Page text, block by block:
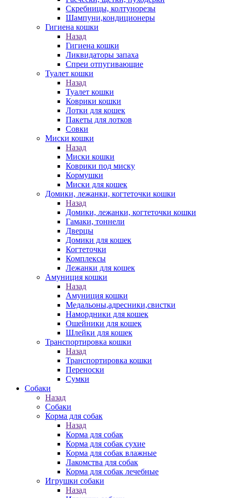
Скребницы, колтунорезы
Шампуни,кондиционеры
Гигиена кошки
Назад
Гигиена кошки
Ликвидаторы запаха
Спреи отпугивающие
Туалет кошки
Назад
Туалет кошки
Коврики кошки
Лотки для кошек
Пакеты для лотков
Совки
Миски кошки
Назад
Миски кошки
Коврики под миску
Кормушки
Миски для кошек
Домики, лежанки, когтеточки кошки
Назад
Домики, лежанки, когтеточки кошки
Гамаки, тоннели
Дверцы
Домики для кошек
Когтеточки
Комплексы
Лежанки для кошек
Амуниция кошки
Назад
Амуниция кошки
Медальоны,адресники,свистки
Намордники для кошек
Ошейники для кошек
Шлейки для кошек
Транспортировка кошки
Назад
Транспортировка кошки
Переноски
Сумки
Собаки
Назад
Собаки
Корма для собак
Назад
Корма для собак
Корма для собак сухие
Корма для собак влажные
Лакомства для собак
Корма для собак лечебные
Игрушки собаки
Назад